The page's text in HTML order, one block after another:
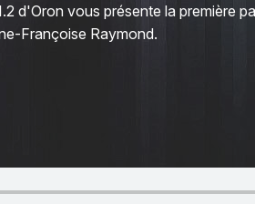
d'Oron vous présente la première
Françoise Raymond.